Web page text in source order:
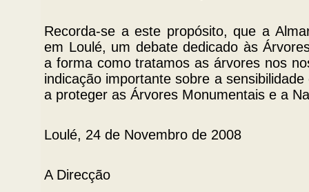
Recorda-se a este propósito, que a
em Loulé, um debate dedicado às
a forma como tratamos as árvores nos
indicação importante sobre a
a proteger as Árvores Monumentais e a
Loulé, 24 de Novembro de 2008
A Direcção